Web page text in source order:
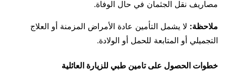
مصاريف نقل الجثمان في حال الوفاة.
ملاحظة: لا يشمل التأمين عادة الأمراض المزمنة أو العلاج
التجميلي أو المتابعة للحمل أو الولادة.
خطوات الحصول على تامين طبي للزيارة العائلية